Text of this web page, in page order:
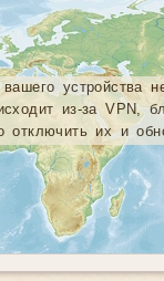
устройства
из-за VPN,
отключить их и